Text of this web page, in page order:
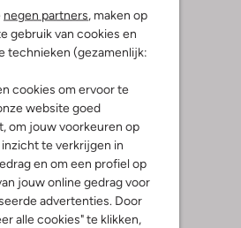
negen partners , maken op
gebruik van cookies en
technieken (gezamenlijk:
cookies om ervoor te
website goed
om jouw voorkeuren op
inzicht te verkrijgen in
en om een profiel op
jouw online gedrag voor
advertenties. Door
alle cookies" te klikken,
+ meer kleuren